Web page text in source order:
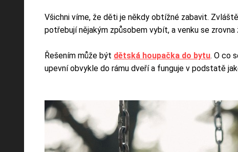
Všichni víme, že děti je někdy obtížné zabavit.
potřebují nějakým způsobem vybít, a venku se zrovna
Řešením může být dětská houpačka do bytu. O co
upevní obvykle do rámu dveří a funguje v podstatě